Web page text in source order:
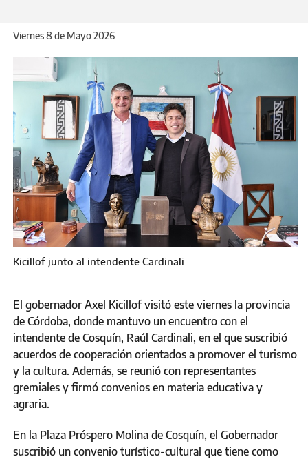
Viernes 8 de Mayo 2026
Kicillof junto al intendente Cardinali
El gobernador Axel Kicillof visitó este viernes la provincia
de Córdoba, donde mantuvo un encuentro con el
intendente de Cosquín, Raúl Cardinali, en el que suscribió
acuerdos de cooperación orientados a promover el turismo
y la cultura. Además, se reunió con representantes
gremiales y firmó convenios en materia educativa y
agraria.
En la Plaza Próspero Molina de Cosquín, el Gobernador
suscribió un convenio turístico-cultural que tiene como